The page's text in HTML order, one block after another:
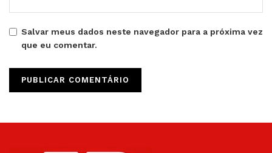
Salvar meus dados neste navegador para a próxima vez
que eu comentar.